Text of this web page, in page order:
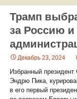
Трамп
за Россию и
Декабрь 23, 2024
Избранный
Эндрю Пика,
в его первый